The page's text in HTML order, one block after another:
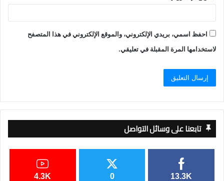
احفظ اسمي، بريدي الإلكتروني، والموقع الإلكتروني في هذا المتصفح
لاستخدامها المرة المقبلة في تعليقي.
تابعنا على وسائل التواصل
13.3K
0
4.3K